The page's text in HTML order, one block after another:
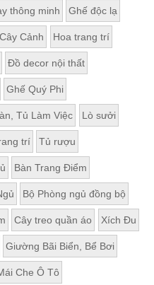
thông minh Ghế độc lạ
Cây Cảnh Hoa trang trí
Đồ decor nội thất
Ghế Quý Phi
Tủ Làm Việc Lò sưởi
trí Tủ rượu
Bàn Trang Điểm
Bộ Phòng ngủ đồng bộ
Cây treo quần áo Xích Đu
Giường Bãi Biển, Bể Bơi
Che Ô Tô